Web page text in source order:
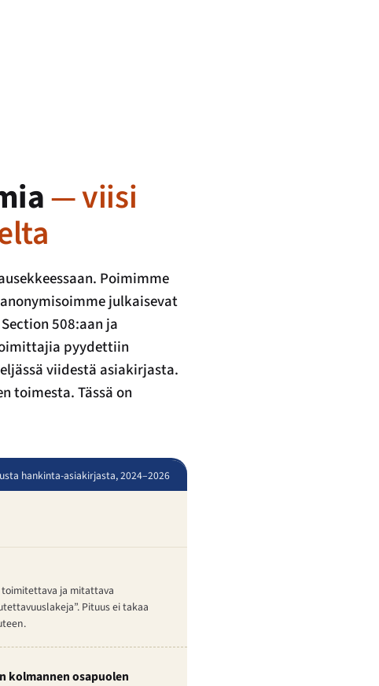
— viisi
Poimimme
julkaisevat
508:aan ja
pyydettiin
viidestä asiakirjasta.
toimesta. Tässä on
hankinta-asiakirjasta, 2024–2026
toimitettava ja mitattava
Pituus ei takaa
kolmannen osapuolen